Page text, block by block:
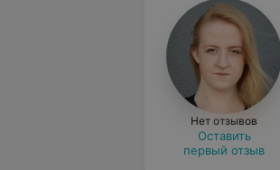
Нет отзывов
Оставить
первый отзыв